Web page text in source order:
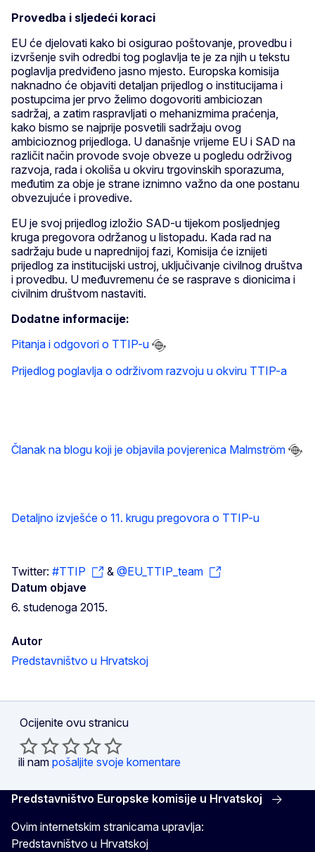
Provedba i sljedeći koraci
EU će djelovati kako bi osigurao poštovanje, provedbu i
izvršenje svih odredbi tog poglavlja te je za njih u tekstu
poglavlja predviđeno jasno mjesto. Europska komisija
naknadno će objaviti detaljan prijedlog o institucijama i
postupcima jer prvo želimo dogovoriti ambiciozan
sadržaj, a zatim raspravljati o mehanizmima praćenja,
kako bismo se najprije posvetili sadržaju ovog
ambicioznog prijedloga. U današnje vrijeme EU i SAD na
različit način provode svoje obveze u pogledu održivog
razvoja, rada i okoliša u okviru trgovinskih sporazuma,
međutim za obje je strane iznimno važno da one postanu
obvezujuće i provedive.
EU je svoj prijedlog izložio SAD-u tijekom posljednjeg
kruga pregovora održanog u listopadu. Kada rad na
sadržaju bude u naprednijoj fazi, Komisija će iznijeti
prijedlog za institucijski ustroj, uključivanje civilnog društva
i provedbu. U međuvremenu će se rasprave s dionicima i
civilnim društvom nastaviti.
Dodatne informacije:
Pitanja i odgovori o TTIP-u
Prijedlog poglavlja o održivom razvoju u okviru TTIP-a
Članak na blogu koji je objavila povjerenica Malmström
Detaljno izvješće o 11. krugu pregovora o TTIP-u
Twitter: #TTIP & @EU_TTIP_team
Datum objave
6. studenoga 2015.
Autor
Predstavništvo u Hrvatskoj
Ocijenite ovu stranicu
ili nam pošaljite svoje komentare
Predstavništvo Europske komisije u Hrvatskoj
Ovim internetskim stranicama upravlja:
Predstavništvo u Hrvatskoj